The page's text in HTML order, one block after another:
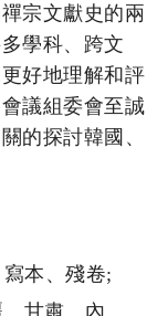
宗文獻史的兩
學科、跨文
好地理解和評
議組委會至誠
的探討韓國、
本、殘卷;
甘肅、內